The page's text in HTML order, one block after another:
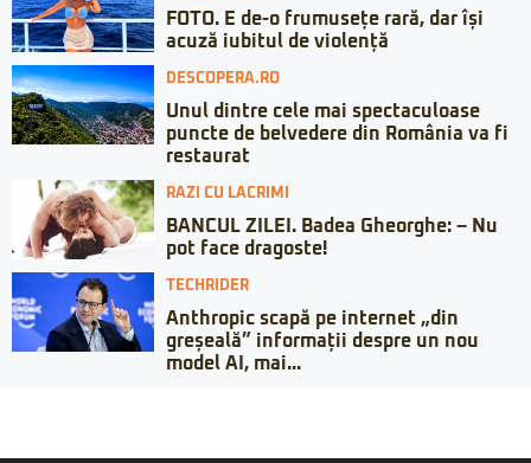
FOTO. E de-o frumusețe rară, dar își
acuză iubitul de violență
DESCOPERA.RO
Unul dintre cele mai spectaculoase
puncte de belvedere din România va fi
restaurat
RAZI CU LACRIMI
BANCUL ZILEI. Badea Gheorghe: – Nu
pot face dragoste!
TECHRIDER
Anthropic scapă pe internet „din
greșeală” informații despre un nou
model AI, mai...